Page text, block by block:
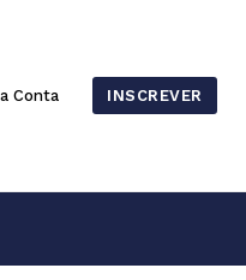
Conta INSCREVER